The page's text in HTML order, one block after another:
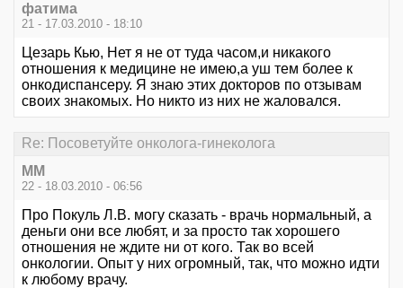
фатима
21 - 17.03.2010 - 18:10
Цезарь Кью, Нет я не от туда часом,и никакого
отношения к медицине не имею,а уш тем более к
онкодиспансеру. Я знаю этих докторов по отзывам
своих знакомых. Но никто из них не жаловался.
Re: Посоветуйте онколога-гинеколога
MM
22 - 18.03.2010 - 06:56
Про Покуль Л.В. могу сказать - врачь нормальный, а
деньги они все любят, и за просто так хорошего
отношения не ждите ни от кого. Так во всей
онкологии. Опыт у них огромный, так, что можно идти
к любому врачу.